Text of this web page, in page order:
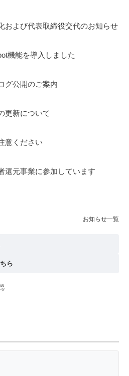
および代表取締役交代のお知らせ
機能を導入しました
グ公開のご案内
更新について
意ください
還元事業に参加しています
お知らせ一覧
ら